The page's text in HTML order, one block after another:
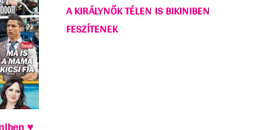
A KIRÁLYNŐK TÉLEN IS BIKINIBEN
FESZÍTENEK